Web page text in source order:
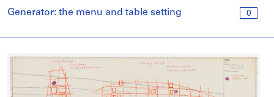
0
Generator: the menu and table setting